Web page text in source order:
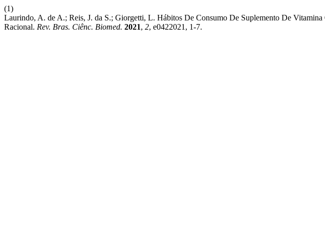
(1)
Laurindo, A. de A.; Reis, J. da S.; Giorgetti, L. Hábitos De Consumo De Suplemento De
Racional. Rev. Bras. Ciênc. Biomed. 2021, 2, e0422021, 1-7.